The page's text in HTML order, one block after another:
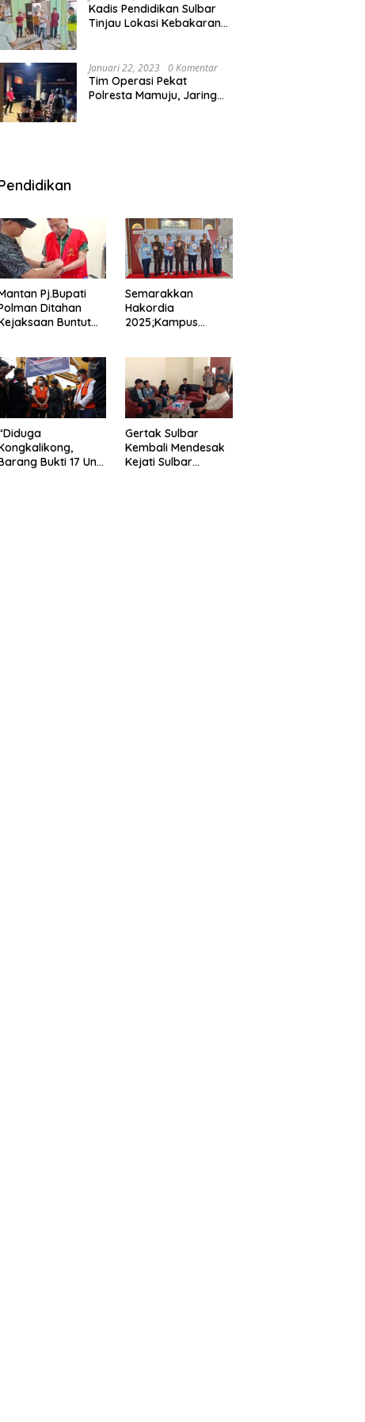
Kadis Pendidikan Sulbar
Tinjau Lokasi Kebakaran
Januari 22, 2023 0 Komentar
Tim Operasi Pekat
Polresta Mamuju, Jaring
Pj.Bupati
Ditahan
Buntut
Linmas
Semarakkan
Hakordia
2025;Kampus
Gelar” Satukan Aksi
Basmi Korupsi “
Bukti 17 Unit
Gertak Sulbar
Kembali Mendesak
Kejati Sulbar